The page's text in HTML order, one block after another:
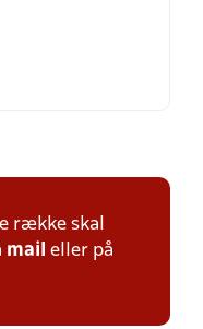
række skal
mail eller på